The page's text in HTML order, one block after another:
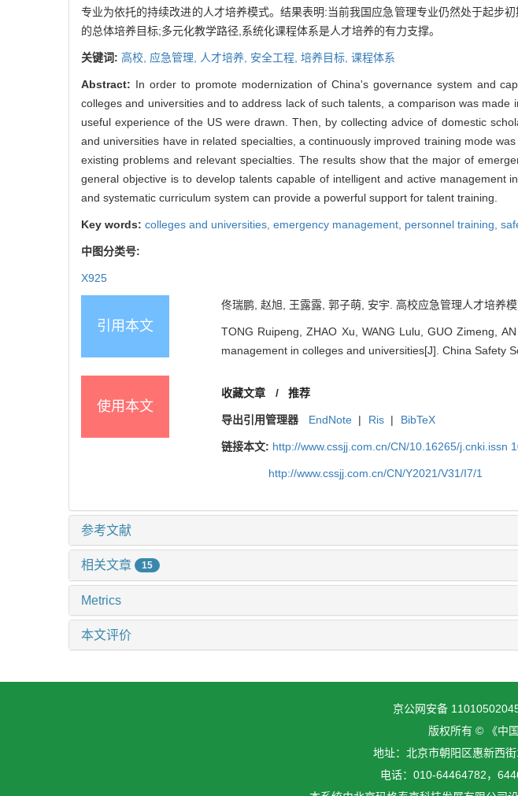
专业为依托的持续改进的人才培养模式。结果表明:当前我国应急管理专业仍然处于起步
的总体培养目标;多元化教学路径,系统化课程体系是人才培养的有力支撑。
关键词: 高校, 应急管理, 人才培养, 安全工程, 培养目标, 课程体系
Abstract: In order to promote modernization of China's governance system and
colleges and universities and to address lack of such talents, a comparison was
useful experience of the US were drawn. Then, by collecting advice of domestic
and universities have in related specialties, a continuously improved training mode
existing problems and relevant specialties. The results show that the major of
general objective is to develop talents capable of intelligent and active
and systematic curriculum system can provide a powerful support for talent training.
Key words: colleges and universities, emergency management, personnel training,
中图分类号:
X925
引用本文
佟瑞鹏, 赵旭, 王露露, 郭子萌, 安宇. 高校应急管理人才培养
TONG Ruipeng, ZHAO Xu, WANG Lulu, GUO Zimeng,
management in colleges and universities[J]. China Safety
使用本文
收藏文章 / 推荐
导出引用管理器 EndNote | Ris | BibTeX
链接本文: http://www.cssjj.com.cn/CN/10.16265/j.cnki.issn
http://www.cssjj.com.cn/CN/Y2021/V31/I7/1
参考文献
相关文章 15
Metrics
本文评价
京公网安备
版权所有 © 《中
地址：北京市朝阳区惠新西
电话：010-64464782，